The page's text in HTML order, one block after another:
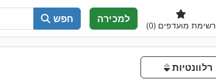
חפש למכירה
רשימת מועדפים (0)
רלוונטיות